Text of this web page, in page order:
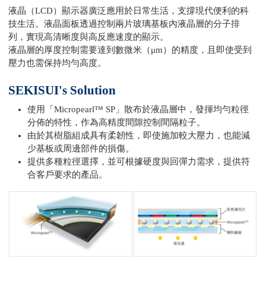
液晶（LCD）顯示器廣泛應用於日常生活，支撐現代便利的科
技生活。液晶面板透過控制兩片玻璃基板內液晶層的分子排
列，實現高清晰度與高反應速度的顯示。
液晶層的厚度控制需要達到數微米（μm）的精度，且即使受到
壓力也需保持均勻高度。
SEKISUI's Solution
使用「Micropearl™ SP」散布於液晶層中，發揮均勻粒徑
分佈的特性，作為高精度間隙控制間隔粒子。
由於其樹脂組成具有柔韌性，即使施加較大壓力，也能減
少基板或周邊部件的損傷。
提供多種粒徑選擇，並可根據硬度與回彈力需求，提供符
合客戶要求的產品。